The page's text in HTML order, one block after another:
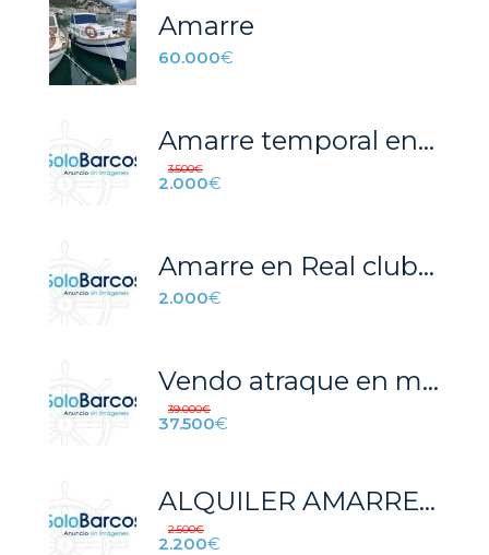
Amarre
60.000€
Amarre temporal en Valencia
3.500€
2.000€
Amarre en Real club náutico Valencia 6 meses
2.000€
Vendo atraque en marina de fuengirola
39.000€
37.500€
ALQUILER AMARRE MS51 CANAL FONTANA
2.500€
2.200€